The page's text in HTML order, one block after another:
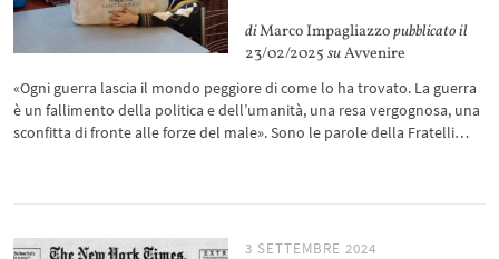
diMarco Impagliazzopubblicato il
23/02/2025suAvvenire
«Ogni guerra lascia il mondo peggiore di come lo ha trovato. La guerra
è un fallimento della politica e dell’umanità, una resa vergognosa, una
sconfitta di fronte alle forze del male». Sono le parole della Fratelli…
3 SETTEMBRE 2024